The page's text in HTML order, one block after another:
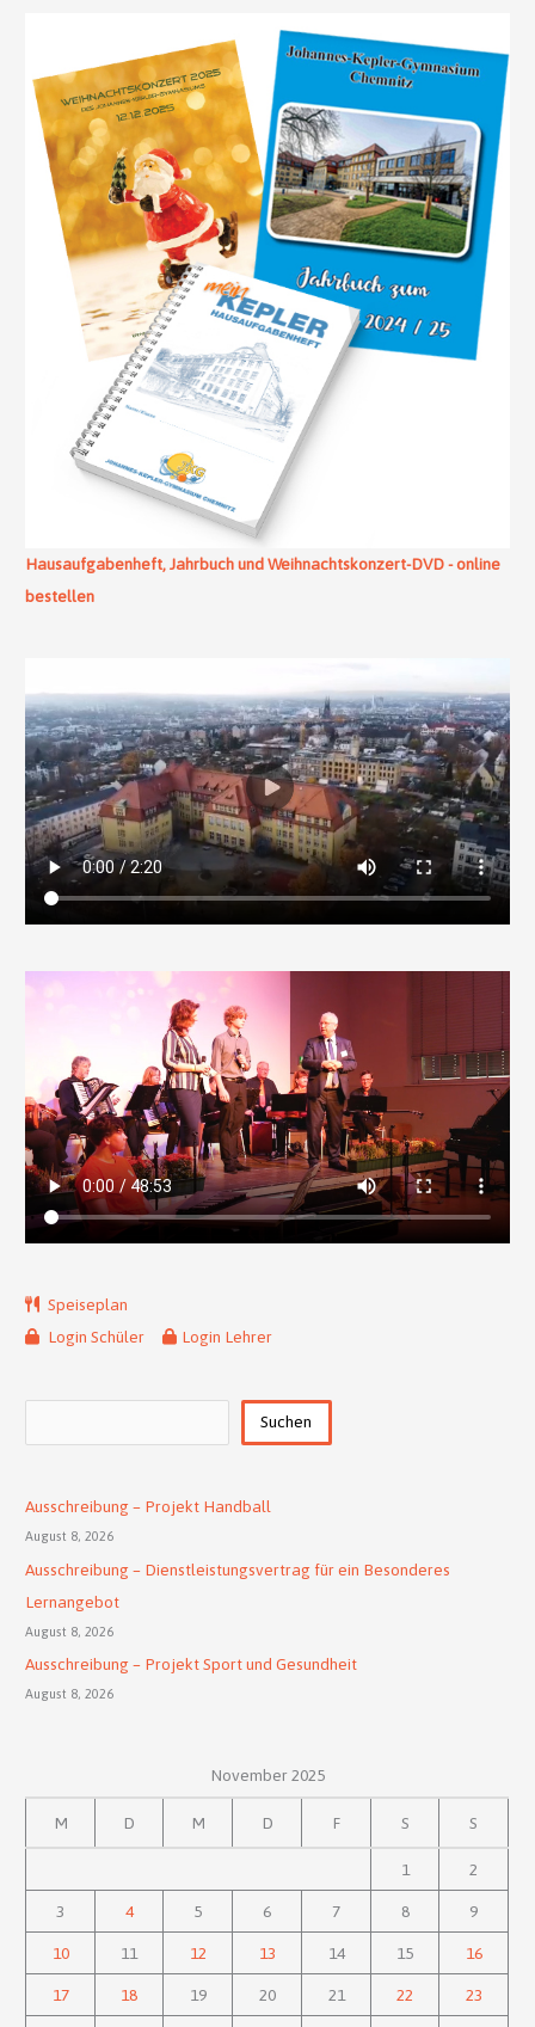
Hausaufgabenheft, Jahrbuch und Weihnachtskonzert-DVD - online
bestellen
Speiseplan
Login Schüler
Login Lehrer
Suchen
Ausschreibung – Projekt Handball
August 8, 2026
Ausschreibung – Dienstleistungsvertrag für ein Besonderes
Lernangebot
August 8, 2026
Ausschreibung – Projekt Sport und Gesundheit
August 8, 2026
November 2025
M D M D F S S
1 2
3 4 5 6 7 8 9
10 11 12 13 14 15 16
17 18 19 20 21 22 23